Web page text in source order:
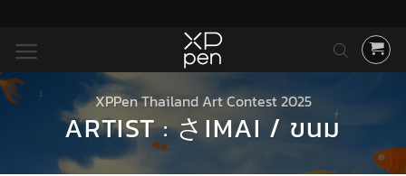
ยัง
เนื้อหา
XPPen Thailand Art Contest 2025
ARTIST : さIMAI / ขนม